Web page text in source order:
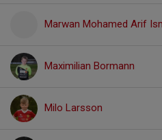
Marwan Mohamed Arif
Maximilian Bormann
Milo Larsson